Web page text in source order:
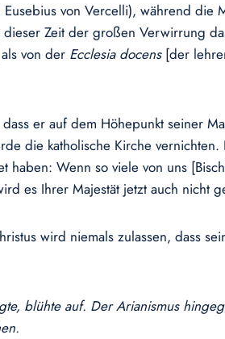
von Vercelli), während
dieser Zeit der großen Verwirrung
von der Ecclesia docens[der
er auf dem Höhepunkt seiner
die katholische Kirche vernichten.
Wenn so viele von uns
es Ihrer Majestät jetzt auch nicht
wird niemals zulassen, dass
blühte auf. Der Arianismus